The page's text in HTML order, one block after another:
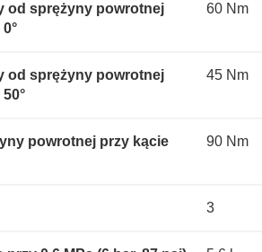
od sprężyny powrotnej
60 Nm
od sprężyny powrotnej
45 Nm
powrotnej przy kącie
90 Nm
3